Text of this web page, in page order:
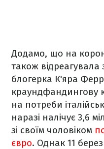
Додамо, що на
також
блогерка К'яра
краундфандингову
на потреби
наразі налічує 3,6
зі своїм чоловіком
євро. Однак 11